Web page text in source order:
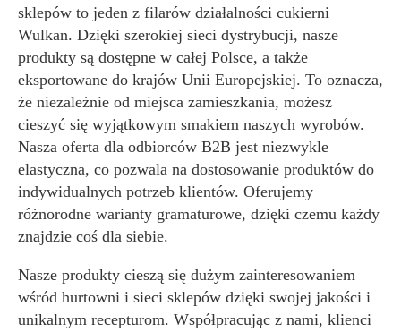
sklepów to jeden z filarów działalności cukierni
Wulkan. Dzięki szerokiej sieci dystrybucji, nasze
produkty są dostępne w całej Polsce, a także
eksportowane do krajów Unii Europejskiej. To oznacza,
że niezależnie od miejsca zamieszkania, możesz
cieszyć się wyjątkowym smakiem naszych wyrobów.
Nasza oferta dla odbiorców B2B jest niezwykle
elastyczna, co pozwala na dostosowanie produktów do
indywidualnych potrzeb klientów. Oferujemy
różnorodne warianty gramaturowe, dzięki czemu każdy
znajdzie coś dla siebie.
Nasze produkty cieszą się dużym zainteresowaniem
wśród hurtowni i sieci sklepów dzięki swojej jakości i
unikalnym recepturom. Współpracując z nami, klienci